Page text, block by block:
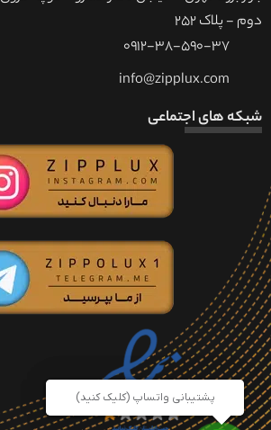
دوم - پلاک 252
0912-38-590-37
info@zipplux.com
شبکه های اجتماعی
پشتیبانی واتساپ (کلیک کنید)
پشتیبانی واتساپ (کلیک کنید)